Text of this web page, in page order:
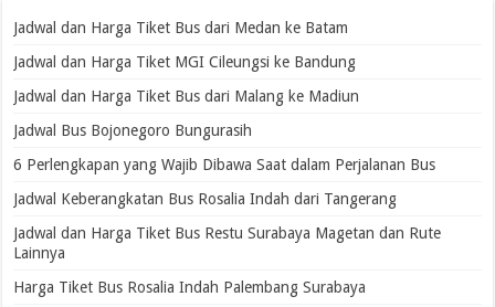
Jadwal dan Harga Tiket Bus dari Medan ke Batam
Jadwal dan Harga Tiket MGI Cileungsi ke Bandung
Jadwal dan Harga Tiket Bus dari Malang ke Madiun
Jadwal Bus Bojonegoro Bungurasih
6 Perlengkapan yang Wajib Dibawa Saat dalam Perjalanan Bus
Jadwal Keberangkatan Bus Rosalia Indah dari Tangerang
Jadwal dan Harga Tiket Bus Restu Surabaya Magetan dan Rute
Lainnya
Harga Tiket Bus Rosalia Indah Palembang Surabaya